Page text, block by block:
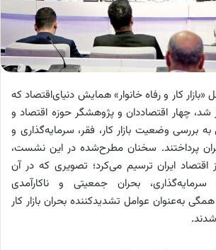
«بازار کار و رفاه خانوار» همایش دنیای‌اقتصاد که
شد، چهار اقتصاددان و پژوهشگر حوزه اقتصاد و
بررسی وضعیت بازار کار، فقر، سرمایه‌گذاری و
ایران پرداختند. سخنان مطرح‌شده در این نشست،
اقتصاد ایران ترسیم می‌کرد؛ تصویری که در آن
بحران جمعیتی و ناکارآمدی
به‌عنوان عوامل تشدیدکننده بحران بازار کار